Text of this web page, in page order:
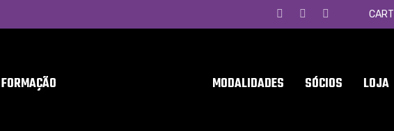
CART
MODALIDADES SÓCIOS LOJA